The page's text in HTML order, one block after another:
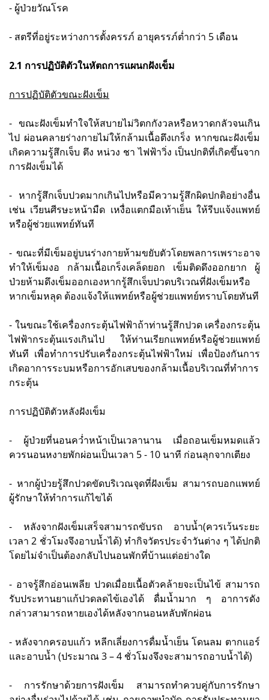
- ผู้ป่วยวัณโรค
- สตรีที่อยู่ระหว่างการตั้งครรภ์ อายุครรภ์ต่ำกว่า 5 เดือน
2.1 การปฏิบัติตัวในหัตถการแผนกฝังเข็ม
การปฏิบัติตัวขณะฝังเข็ม
- ขณะฝังเข็มทำใจให้สบายไม่วิตกกังวลหรือหวาดกลัวจนเกิน
ไป ผ่อนคลายร่างกายไม่ให้กล้ามเนื้อตึงเกร็ง หากขณะฝังเข็ม
เกิดความรู้สึกเจ็บ ตึง หน่วง ชา ไฟฟ้าวิ่ง เป็นปกติที่เกิดขึ้นจาก
การฝังเข็มได้
- หากรู้สึกเจ็บปวดมากเกินไปหรือมีความรู้สึกผิดปกติอย่างอื่น
เช่น เวียนศีรษะหน้ามืด เหงื่อแตกมือเท้าเย็น ให้รีบแจ้งแพทย์
หรือผู้ช่วยแพทย์ทันที
- ขณะที่มีเข็มอยู่บนร่างกายห้ามขยับตัวโดยพลการเพราะอาจ
ทำให้เข็มงอ กล้ามเนื้อเกร็งเคล็ดยอก เข็มติดดึงออกยาก ผู้
ป่วยห้ามดึงเข็มออกเองหากรู้สึกเจ็บปวดบริเวณที่ฝังเข็มหรือ
หากเข็มหลุด ต้องแจ้งให้แพทย์หรือผู้ช่วยแพทย์ทราบโดยทันที
- ในขณะใช้เครื่องกระตุ้นไฟฟ้าถ้าท่านรู้สึกปวด เครื่องกระตุ้น
ไฟฟ้ากระตุ้นแรงเกินไป ให้ท่านเรียกแพทย์หรือผู้ช่วยแพทย์
ทันที เพื่อทำการปรับเครื่องกระตุ้นไฟฟ้าใหม่ เพื่อป้องกันการ
เกิดอาการระบมหรือการอักเสบของกล้ามเนื้อบริเวณที่ทำการ
กระตุ้น
การปฏิบัติตัวหลังฝังเข็ม
- ผู้ป่วยที่นอนคว่ำหน้าเป็นเวลานาน เมื่อถอนเข็มหมดแล้ว
ควรนอนหงายพักผ่อนเป็นเวลา 5 - 10 นาที ก่อนลุกจากเตียง
- หากผู้ป่วยรู้สึกปวดขัดบริเวณจุดที่ฝังเข็ม สามารถบอกแพทย์
ผู้รักษาให้ทำการแก้ไขได้
- หลังจากฝังเข็มเสร็จสามารถขับรถ อาบน้ำ(ควรเว้นระยะ
เวลา 2 ชั่วโมงจึงอาบน้ำได้) ทำกิจวัตรประจำวันต่าง ๆ ได้ปกติ
โดยไม่จำเป็นต้องกลับไปนอนพักที่บ้านแต่อย่างใด
- อาจรู้สึกอ่อนเพลีย ปวดเมื่อยเนื้อตัวคล้ายจะเป็นไข้ สามารถ
รับประทานยาแก้ปวดลดไข้เองได้ ดื่มน้ำมาก ๆ อาการดัง
กล่าวสามารถหายเองได้หลังจากนอนหลับพักผ่อน
- หลังจากครอบแก้ว หลีกเลี่ยงการดื่มน้ำเย็น โดนลม ตากแอร์
และอาบน้ำ (ประมาณ 3 – 4 ชั่วโมงจึงจะสามารถอาบน้ำได้)
- การรักษาด้วยการฝังเข็ม สามารถทำควบคู่กับการรักษา